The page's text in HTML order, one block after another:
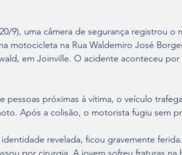
9), uma câmera de segurança registrou o
motocicleta na Rua Waldemiro José
em Joinville. O acidente aconteceu por
pessoas próximas à vítima, o veículo
Após a colisão, o motorista fugiu sem
revelada, ficou gravemente
por cirurgia. A jovem sofreu fraturas na